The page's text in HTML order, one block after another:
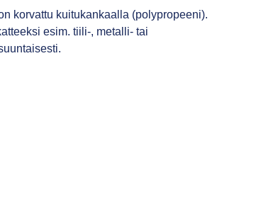
korvattu kuitukankaalla (polypropeeni).
esim. tiili-, metalli- tai